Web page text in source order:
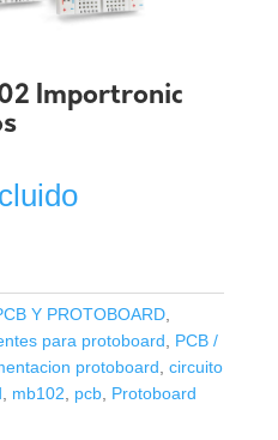
Importronic
Y PROTOBOARD,
para protoboard
PCB /
protoboard circuito
mb102 pcb, Protoboard